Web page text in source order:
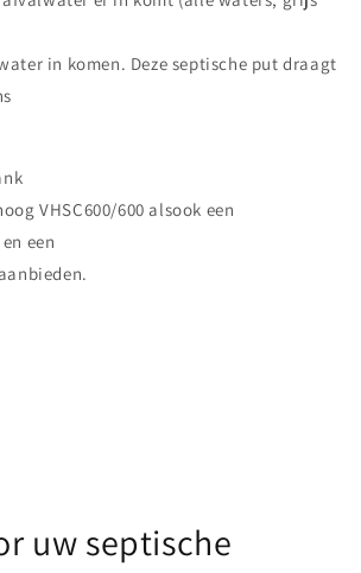
in komen. Deze septische put draagt
VHSC600/600 alsook een
een
uw septische